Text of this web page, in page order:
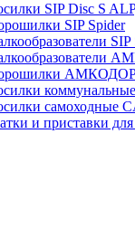
SIP Disc S
SIP Spider
АМКОДОР
самоходные
и приставки